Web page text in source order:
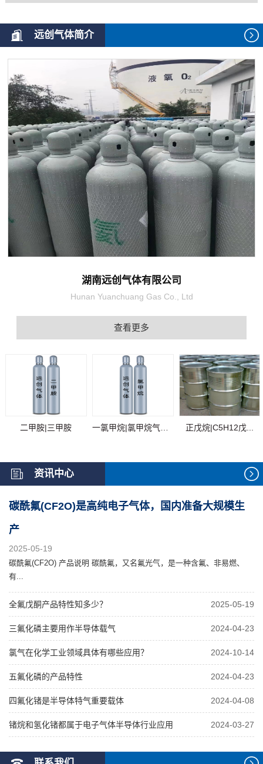
远创气体简介
湖南远创气体有限公司
Hunan Yuanchuang Gas Co., Ltd
查看更多
二甲胺|三甲胺 正戊烷|C5H12戊...
资讯中心
碳酰氟(CF2O)是高纯电子气体，国内准备大规模生
产
2025-05-19
碳酰氟(CF2O) 产品说明 碳酰氟，又名氟光气，是一种含氟、非易燃、
有...
全氟戊酮产品特性知多少？ 2025-05-19
三氟化磷主要用作半导体载气 2024-04-23
氯气在化学工业领域具体有哪些应用？ 2024-10-14
五氟化磷的产品特性 2024-04-23
四氟化锗是半导体特气重要载体 2024-04-08
锗烷和氢化锗都属于电子气体半导体行业应用 2024-03-27